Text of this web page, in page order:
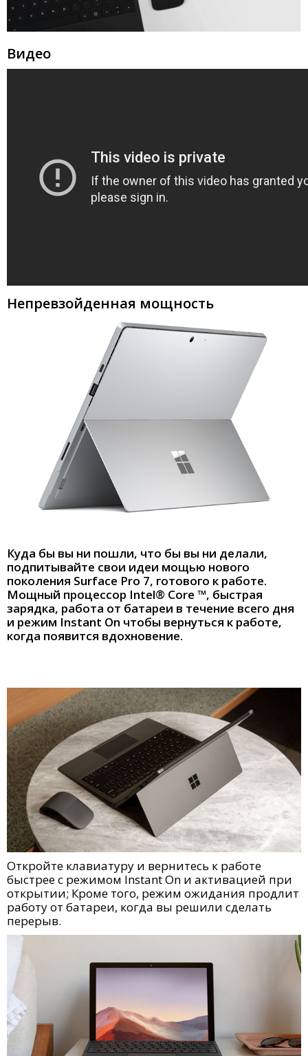
Видео
Непревзойденная мощность
Куда бы вы ни пошли, что бы вы ни делали,
подпитывайте свои идеи мощью нового
поколения Surface Pro 7, готового к работе.
Мощный процессор Intel® Core ™, быстрая
зарядка, работа от батареи в течение всего дня
и режим Instant On чтобы вернуться к работе,
когда появится вдохновение.
Откройте клавиатуру и вернитесь к работе
быстрее с режимом Instant On и активацией при
открытии; Кроме того, режим ожидания продлит
работу от батареи, когда вы решили сделать
перерыв.